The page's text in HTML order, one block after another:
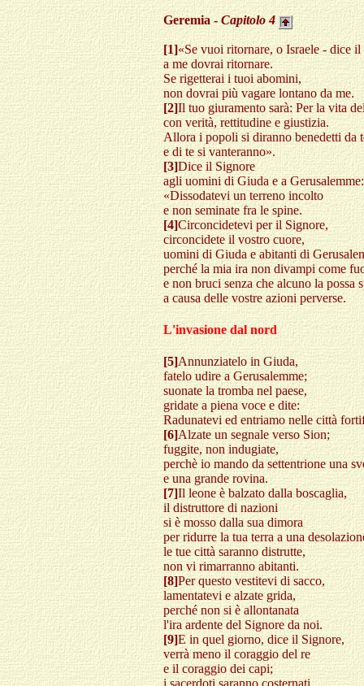
Geremia - Capitolo4
[1]«Se vuoi ritornare, o Israele - dice
a me dovrai ritornare.
Se rigetterai i tuoi abomini,
non dovrai più vagare lontano da me.
[2]Il tuo giuramento sarà: Per la vita
con verità, rettitudine e giustizia.
Allora i popoli si diranno benedetti da
e di te si vanteranno».
[3]Dice il Signore
agli uomini di Giuda e a Gerusalemme:
«Dissodatevi un terreno incolto
e non seminate fra le spine.
[4]Circoncidetevi per il Signore,
circoncidete il vostro cuore,
uomini di Giuda e abitanti di
perché la mia ira non divampi come
e non bruci senza che alcuno la possa
a causa delle vostre azioni perverse.
L'invasione dal nord
[5]Annunziatelo in Giuda,
fatelo udire a Gerusalemme;
suonate la tromba nel paese,
gridate a piena voce e dite:
Radunatevi ed entriamo nelle città
[6]Alzate un segnale verso Sion;
fuggite, non indugiate,
perchè io mando da settentrione una
e una grande rovina.
[7]Il leone è balzato dalla boscaglia,
il distruttore di nazioni
si è mosso dalla sua dimora
per ridurre la tua terra a una
le tue città saranno distrutte,
non vi rimarranno abitanti.
[8]Per questo vestitevi di sacco,
lamentatevi e alzate grida,
perché non si è allontanata
l'ira ardente del Signore da noi.
[9]E in quel giorno, dice il Signore,
verrà meno il coraggio del re
e il coraggio dei capi;